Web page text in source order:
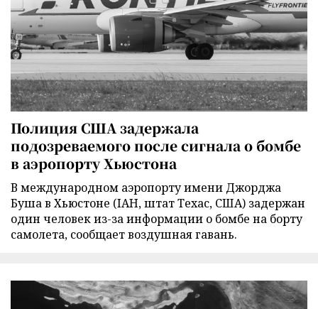
Полиция США задержала
подозреваемого после сигнала о бомбе
в аэропорту Хьюстона
В международном аэропорту имени Джорджа
Буша в Хьюстоне (IAH, штат Техас, США) задержан
один человек из-за информации о бомбе на борту
самолета, сообщает воздушная гавань.